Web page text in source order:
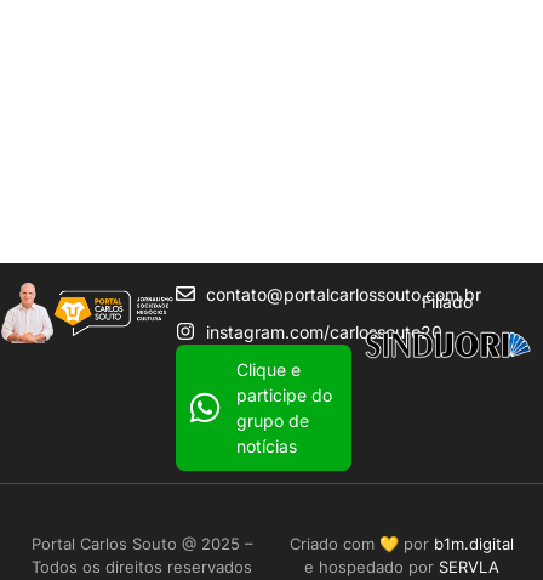
contato@portalcarlossouto.com.br
instagram.com/carlossouto20
Clique e
participe do
grupo de
notícias
Filiado
Portal Carlos Souto @ 2025 –
Todos os direitos reservados
Criado com 💛 por b1m.digital
e hospedado por SERVLA